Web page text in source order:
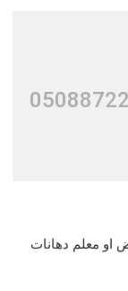
او معلم دهانات